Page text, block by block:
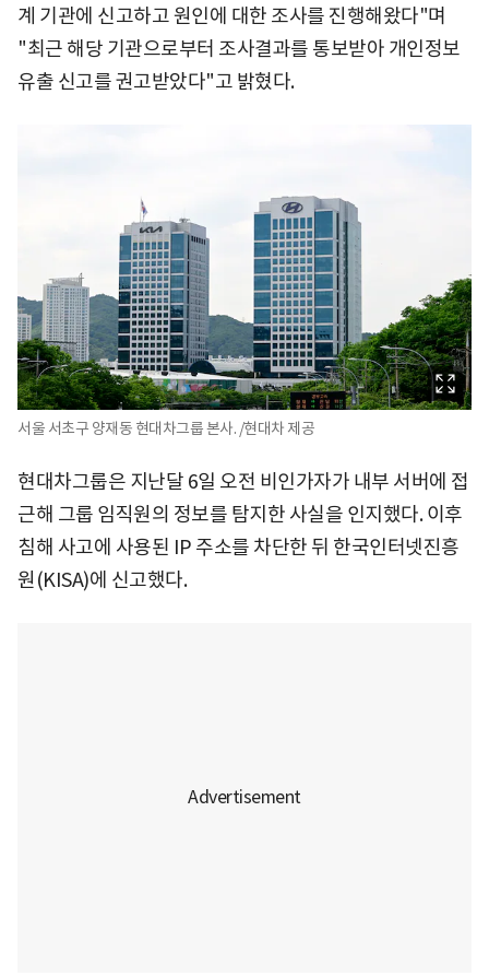
계 기관에 신고하고 원인에 대한 조사를 진행해왔다"며
"최근 해당 기관으로부터 조사결과를 통보받아 개인정보
유출 신고를 권고받았다"고 밝혔다.
서울 서초구 양재동 현대차그룹 본사. /현대차 제공
현대차그룹은 지난달 6일 오전 비인가자가 내부 서버에 접
근해 그룹 임직원의 정보를 탐지한 사실을 인지했다. 이후
침해 사고에 사용된 IP 주소를 차단한 뒤 한국인터넷진흥
원(KISA)에 신고했다.